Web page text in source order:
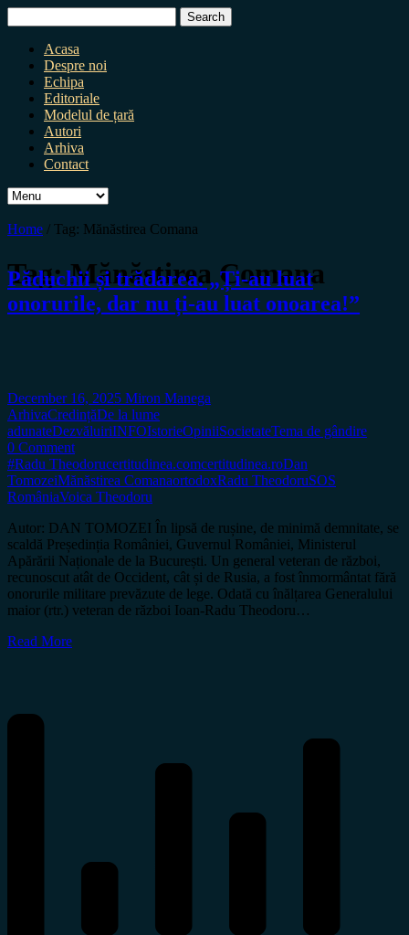
for:
Acasa
Despre noi
Echipa
Editoriale
Modelul de țară
Autori
Arhiva
Contact
Home / Tag: Mănăstirea Comana
Tag:Mănăstirea Comana
Păduchii și trădarea. „Ți-au luat
onorurile, dar nu ți-au luat onoarea!”
December 16, 2025 Miron Manega
ArhivaCredințăDe la lume
adunateDezvăluiriINFOIstorieOpiniiSocietateTema de gândire
0 Comment
#Radu Theodorucertitudinea.comcertitudinea.roDan
TomozeiMănăstirea ComanaortodoxRadu TheodoruSOS
RomâniaVoica Theodoru
Autor: DAN TOMOZEI În lipsă de rușine, de minimă demnitate, se
scaldă Președinția României, Guvernul României, Ministerul
Apărării Naționale de la București. Un general veteran de război,
recunoscut atât de Occident, cât și de Rusia, a fost înmormântat fără
onorurile militare prevăzute de lege. Odată cu înălțarea Generalului
maior (rtr.) veteran de război Ioan-Radu Theodoru…
Read More